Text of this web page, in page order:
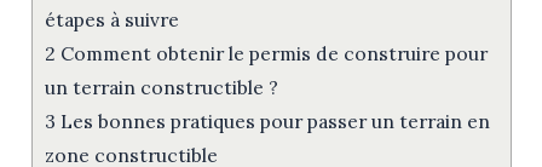
étapes à suivre
2 Comment obtenir le permis de construire pour
un terrain constructible ?
3 Les bonnes pratiques pour passer un terrain en
zone constructible